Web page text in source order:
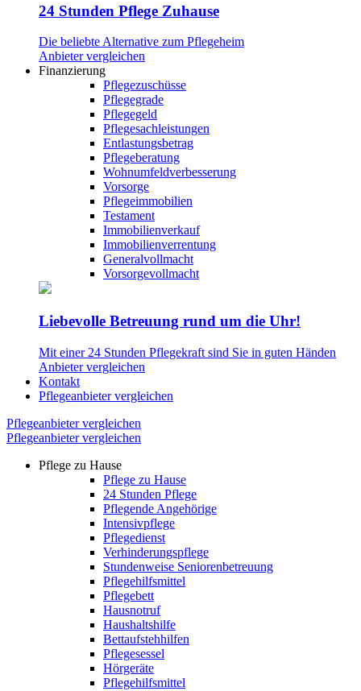
24 Stunden Pflege Zuhause
Die beliebte Alternative zum Pflegeheim
Anbieter vergleichen
Finanzierung
Pflegezuschüsse
Pflegegrade
Pflegegeld
Pflegesachleistungen
Entlastungsbetrag
Pflegeberatung
Wohnumfeldverbesserung
Vorsorge
Pflegeimmobilien
Testament
Immobilienverkauf
Immobilienverrentung
Generalvollmacht
Vorsorgevollmacht
Liebevolle Betreuung rund um die Uhr!
Mit einer 24 Stunden Pflegekraft sind Sie in guten Händen
Anbieter vergleichen
Kontakt
Pflegeanbieter vergleichen
Pflegeanbieter vergleichen
Pflegeanbieter vergleichen
Pflege zu Hause
Pflege zu Hause
24 Stunden Pflege
Pflegende Angehörige
Intensivpflege
Pflegedienst
Verhinderungspflege
Stundenweise Seniorenbetreuung
Pflegehilfsmittel
Pflegebett
Hausnotruf
Haushaltshilfe
Bettaufstehhilfen
Pflegesessel
Hörgeräte
Pflegehilfsmittel